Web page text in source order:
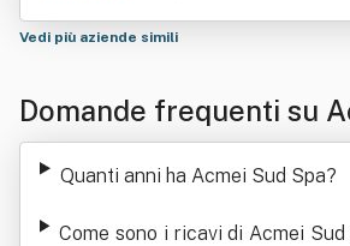
Vedi più aziende simili
Domande frequenti su
a
Quanti anni ha Acmei Sud Spa?
Come sono i ricavi di Acmei Sud